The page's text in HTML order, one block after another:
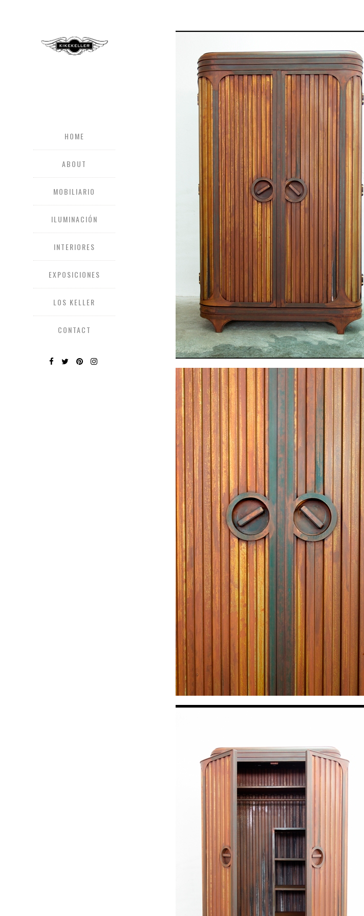
HOME
ABOUT
MOBILIARIO
ILUMINACIÓN
INTERIORES
EXPOSICIONES
LOS KELLER
CONTACT